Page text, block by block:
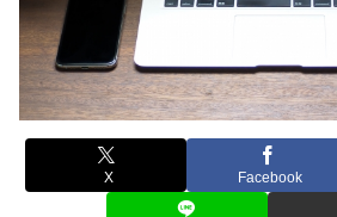
X Facebook